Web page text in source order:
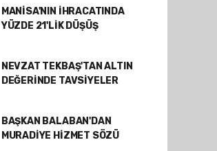
MANİSA'NIN İHRACATINDA
YÜZDE 21'LİK DÜŞÜŞ
NEVZAT TEKBAŞ'TAN ALTIN
DEĞERİNDE TAVSİYELER
BAŞKAN BALABAN'DAN
MURADİYE HİZMET SÖZÜ